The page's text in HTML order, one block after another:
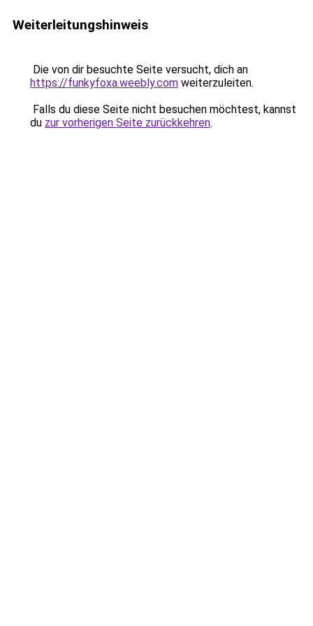
Weiterleitungshinweis
Die von dir besuchte Seite versucht, dich an
https://funkyfoxa.weebly.com weiterzuleiten.
Falls du diese Seite nicht besuchen möchtest, kannst
du zur vorherigen Seite zurückkehren.